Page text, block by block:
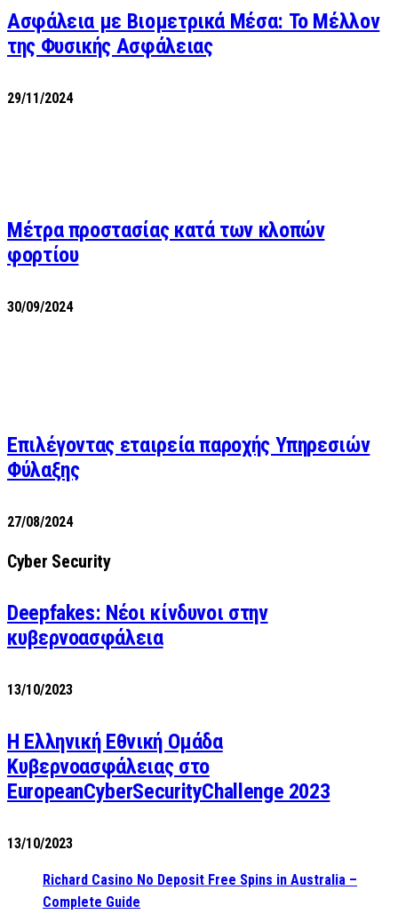
Ασφάλεια με Βιομετρικά Μέσα: Το Μέλλον
της Φυσικής Ασφάλειας
29/11/2024
Μέτρα προστασίας κατά των κλοπών
φορτίου
30/09/2024
Επιλέγοντας εταιρεία παροχής Υπηρεσιών
Φύλαξης
27/08/2024
Cyber Security
Deepfakes: Νέοι κίνδυνοι στην
κυβερνοασφάλεια
13/10/2023
Η Ελληνική Εθνική Ομάδα
Κυβερνοασφάλειας στο
EuropeanCyberSecurityChallenge 2023
13/10/2023
Richard Casino No Deposit Free Spins in Australia –
Complete Guide